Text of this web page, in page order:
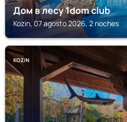
Дом в лесу 1dom club
Kozin, 07 agosto 2026, 2 noches
KOZIN